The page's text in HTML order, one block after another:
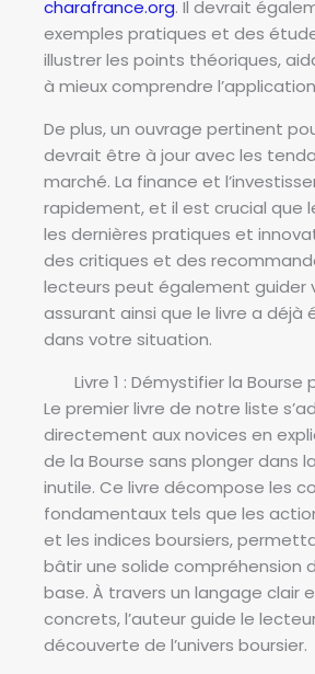
charafrance.org. Il devrait
exemples pratiques et des
illustrer les points théoriques,
à mieux comprendre
De plus, un ouvrage pertinent
devrait être à jour avec les
marché. La finance et
rapidement, et il est crucial que
les dernières pratiques et
des critiques et des
lecteurs peut également guider
assurant ainsi que le livre a déjà
dans votre situation.
Livre 1 : Démystifier la Bourse
Le premier livre de notre liste
directement aux novices en
de la Bourse sans plonger dans
inutile. Ce livre décompose les
fondamentaux tels que les
et les indices boursiers,
bâtir une solide compréhension
base. À travers un langage clair
concrets, l’auteur guide le
découverte de l’univers boursier.